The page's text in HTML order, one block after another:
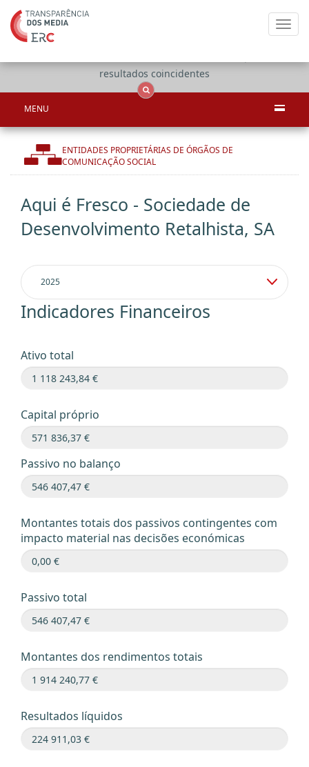
resultados coincidentes
MENU
ENTIDADES PROPRIETÁRIAS DE ÓRGÃOS DE
COMUNICAÇÃO SOCIAL
Aqui é Fresco - Sociedade de
Desenvolvimento Retalhista, SA
Indicadores Financeiros
Ativo total
Capital próprio
Passivo no balanço
Montantes totais dos passivos contingentes com
impacto material nas decisões económicas
Passivo total
Montantes dos rendimentos totais
Resultados líquidos